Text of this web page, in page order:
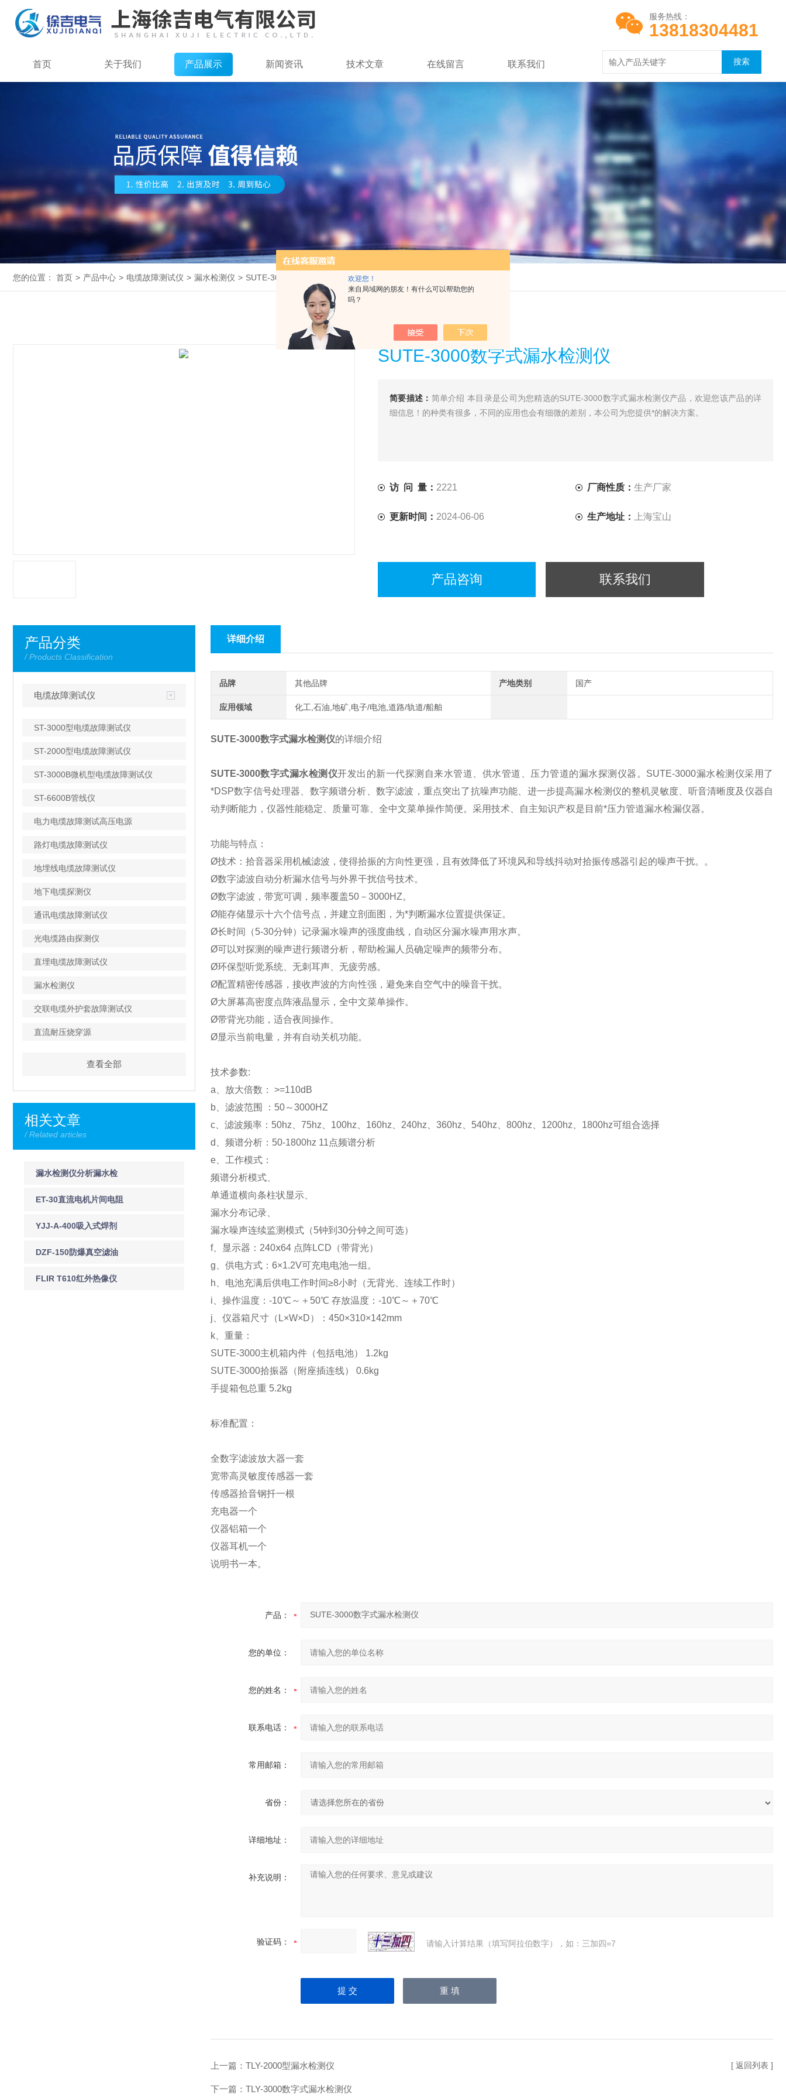
欢迎您！
来自局域网的朋友！有什么可以帮助您的
吗？
服务热线：
13818304481
首页 关于我们 产品展示 新闻资讯 技术文章 在线留言 联系我们
您的位置： 首页 > 产品中心 > 电缆故障测试仪 > 漏水检测仪 > SUTE-3000数字式漏水检测仪
SUTE-3000数字式漏水检测仪
简要描述： 简单介绍 本目录是公司为您精选的SUTE-3000数字式漏水检测仪产品，欢迎您该产品的详
细信息！的种类有很多，不同的应用也会有细微的差别，本公司为您提供*的解决方案。
访 问 量： 2221 厂商性质： 生产厂家
更新时间： 2024-06-06 生产地址： 上海宝山
产品咨询 联系我们
产品分类
/ Products Classification
电缆故障测试仪
ST-3000型电缆故障测试仪
ST-2000型电缆故障测试仪
ST-3000B微机型电缆故障测试仪
ST-6600B管线仪
电力电缆故障测试高压电源
路灯电缆故障测试仪
地埋线电缆故障测试仪
地下电缆探测仪
通讯电缆故障测试仪
光电缆路由探测仪
直埋电缆故障测试仪
漏水检测仪
交联电缆外护套故障测试仪
直流耐压烧穿源
查看全部
相关文章
/ Related articles
漏水检测仪分析漏水检
测的几种方法
ET-30直流电机片间电阻
测试仪
YJJ-A-400吸入式焊剂
干燥机
DZF-150防爆真空滤油
机上海徐吉电气
FLIR T610红外热像仪
详细介绍
品牌 其他品牌 产地类别 国产
应用领域 化工,石油,地矿,电子/电池,道路/轨道/船舶
SUTE-3000数字式漏水检测仪的详细介绍
SUTE-3000数字式漏水检测仪开发出的新一代探测自来水管道、供水管道、压力管道的漏水探测仪器。SUTE-3000漏水检测仪采用了
*DSP数字信号处理器、数字频谱分析、数字滤波，重点突出了抗噪声功能、进一步提高漏水检测仪的整机灵敏度、听音清晰度及仪器自
动判断能力，仪器性能稳定、质量可靠、全中文菜单操作简便。采用技术、自主知识产权是目前*压力管道漏水检漏仪器。
功能与特点：
Ø技术：拾音器采用机械滤波，使得拾振的方向性更强，且有效降低了环境风和导线抖动对拾振传感器引起的噪声干扰。。
Ø数字滤波自动分析漏水信号与外界干扰信号技术。
Ø数字滤波，带宽可调，频率覆盖50－3000HZ。
Ø能存储显示十六个信号点，并建立剖面图，为*判断漏水位置提供保证。
Ø长时间（5-30分钟）记录漏水噪声的强度曲线，自动区分漏水噪声用水声。
Ø可以对探测的噪声进行频谱分析，帮助检漏人员确定噪声的频带分布。
Ø环保型听觉系统、无刺耳声、无疲劳感。
Ø配置精密传感器，接收声波的方向性强，避免来自空气中的噪音干扰。
Ø大屏幕高密度点阵液晶显示，全中文菜单操作。
Ø带背光功能，适合夜间操作。
Ø显示当前电量，并有自动关机功能。
技术参数:
a、放大倍数： >=110dB
b、滤波范围 ：50～3000HZ
c、滤波频率：50hz、75hz、100hz、160hz、240hz、360hz、540hz、800hz、1200hz、1800hz可组合选择
d、频谱分析：50-1800hz 11点频谱分析
e、工作模式：
频谱分析模式、
单通道横向条柱状显示、
漏水分布记录、
漏水噪声连续监测模式（5钟到30分钟之间可选）
f、显示器：240ⅹ64 点阵LCD（带背光）
g、供电方式：6×1.2V可充电电池一组。
h、电池充满后供电工作时间≥8小时（无背光、连续工作时）
i、操作温度：-10℃～＋50℃ 存放温度：-10℃～＋70℃
j、仪器箱尺寸（L×W×D）：450×310×142mm
k、重量：
SUTE-3000主机箱内件（包括电池） 1.2kg
SUTE-3000拾振器（附座插连线） 0.6kg
手提箱包总重 5.2kg
标准配置：
全数字滤波放大器一套
宽带高灵敏度传感器一套
传感器拾音钢扦一根
充电器一个
仪器铝箱一个
仪器耳机一个
说明书一本。
产品：
您的单位：
您的姓名：
联系电话：
常用邮箱：
省份：
详细地址：
补充说明：
验证码： 请输入计算结果（填写阿拉伯数字），如：三加四=7
上一篇： TLY-2000型漏水检测仪
下一篇： TLY-3000数字式漏水检测仪
[ 返回列表 ]